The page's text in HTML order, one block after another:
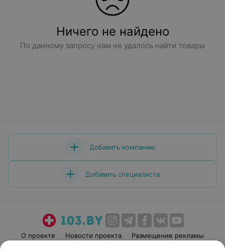
Ничего не найдено
По данному запросу нам не удалось найти товары
Добавить компанию
Добавить специалиста
О проекте Новости проекта
Размещение рекламы